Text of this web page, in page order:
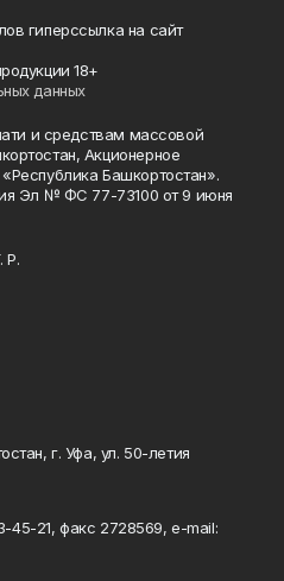
гиперссылка на сайт
18+
данных
и средствам массовой
Акционерное
Башкортостан».
Эл № ФС 77-73100 от 9 июня
Р.
г. Уфа, ул. 50-летия
45-21, факс 2728569, e-mail: